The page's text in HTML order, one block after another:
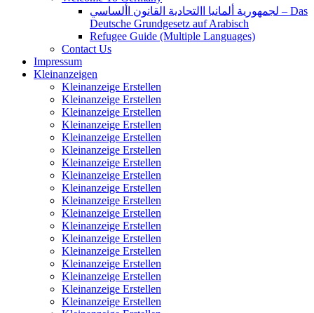
لجمهورية ألمانيا االتحادية القانون األساسي – Das
Deutsche Grundgesetz auf Arabisch
Refugee Guide (Multiple Languages)
Contact Us
Impressum
Kleinanzeigen
Kleinanzeige Erstellen
Kleinanzeige Erstellen
Kleinanzeige Erstellen
Kleinanzeige Erstellen
Kleinanzeige Erstellen
Kleinanzeige Erstellen
Kleinanzeige Erstellen
Kleinanzeige Erstellen
Kleinanzeige Erstellen
Kleinanzeige Erstellen
Kleinanzeige Erstellen
Kleinanzeige Erstellen
Kleinanzeige Erstellen
Kleinanzeige Erstellen
Kleinanzeige Erstellen
Kleinanzeige Erstellen
Kleinanzeige Erstellen
Kleinanzeige Erstellen